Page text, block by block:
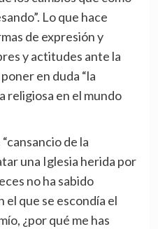
Lo que hace
de expresión y
y actitudes ante la
en duda “la
religiosa en el mundo
de la
una Iglesia herida por
no ha sabido
que se escondía el
¿por qué me has